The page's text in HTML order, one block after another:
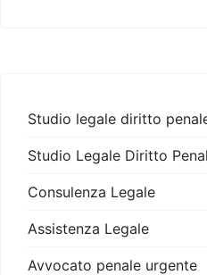
Studio legale diritto
Studio Legale Diritto
Consulenza Legale
Assistenza Legale
Avvocato penale urgente